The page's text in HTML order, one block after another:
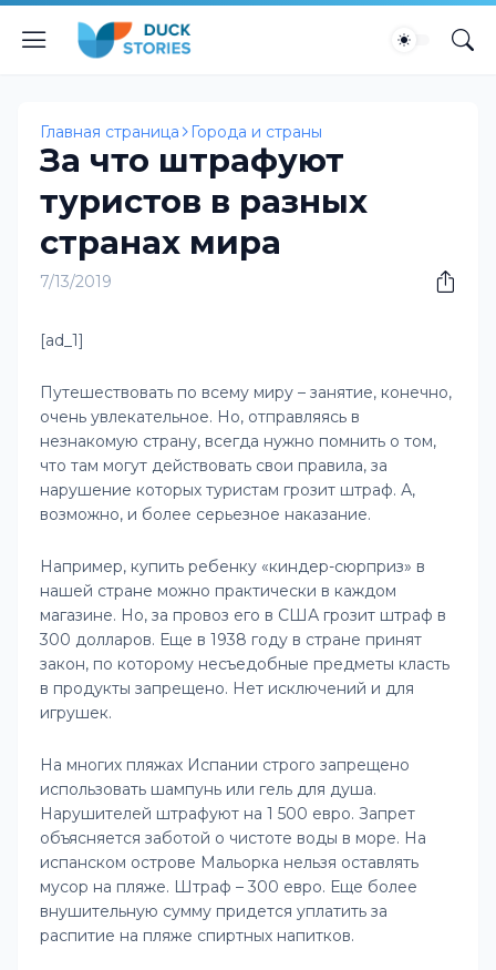
Главная страница Города и страны
За что штрафуют
туристов в разных
странах мира
7/13/2019
[ad_1]
Путешествовать по всему миру – занятие, конечно,
очень увлекательное. Но, отправляясь в
незнакомую страну, всегда нужно помнить о том,
что там могут действовать свои правила, за
нарушение которых туристам грозит штраф. А,
возможно, и более серьезное наказание.
Например, купить ребенку «киндер-сюрприз» в
нашей стране можно практически в каждом
магазине. Но, за провоз его в США грозит штраф в
300 долларов. Еще в 1938 году в стране принят
закон, по которому несъедобные предметы класть
в продукты запрещено. Нет исключений и для
игрушек.
На многих пляжах Испании строго запрещено
использовать шампунь или гель для душа.
Нарушителей штрафуют на 1 500 евро. Запрет
объясняется заботой о чистоте воды в море. На
испанском острове Мальорка нельзя оставлять
мусор на пляже. Штраф – 300 евро. Еще более
внушительную сумму придется уплатить за
распитие на пляже спиртных напитков.